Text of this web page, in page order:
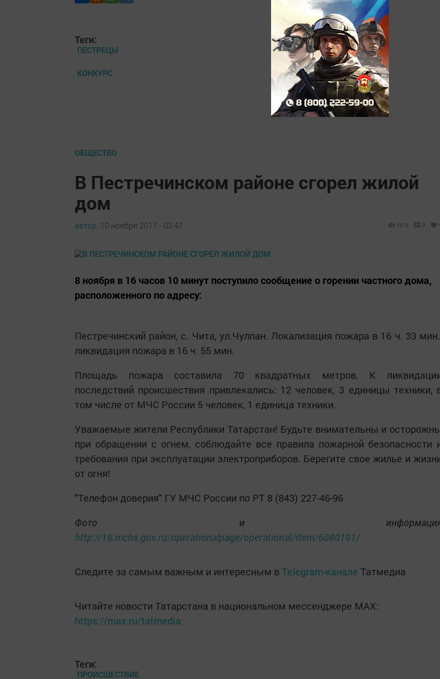
Теги:
ПЕСТРЕЦЫ
КОНКУРС
ОБЩЕСТВО
В Пестречинском районе сгорел жилой
дом
автор, 10 ноября 2017 - 03:47 1373 0
8 ноября в 16 часов 10 минут поступило сообщение о горении частного дома,
расположенного по адресу:
Пестречинский район, с. Чита, ул.Чулпан. Локализация пожара в 16 ч. 33
ликвидация пожара в 16 ч. 55 мин.
Площадь пожара составила 70 квадратных метров. К
последствий происшествия привлекались: 12 человек, 3 единицы техники,
том числе от МЧС России 5 человек, 1 единица техники.
Уважаемые жители Республики Татарстан! Будьте внимательны и
при обращении с огнем, соблюдайте все правила пожарной безопасности
требования при эксплуатации электроприборов. Берегите свое жилье и
от огня!
"Телефон доверия" ГУ МЧС России по РТ 8 (843) 227-46-96
Фото и
http://16.mchs.gov.ru/operationalpage/operational/item/6080191/
Следите за самым важным и интересным в Telegram-канале Татмедиа
Читайте новости Татарстана в национальном мессенджере MАХ:
https://max.ru/tatmedia
Теги:
ПРОИСШЕСТВИЕ